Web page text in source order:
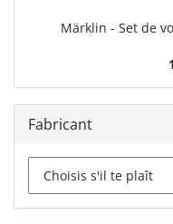
Märklin - Set de
Fabricant